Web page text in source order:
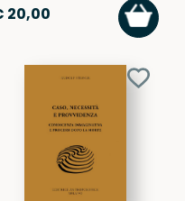
20,00
AL